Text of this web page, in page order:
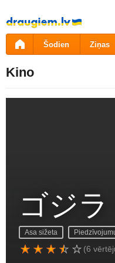
Pāriet
uz
saturu
Šodien Ziņas
Kino
ゴジ
Asa sižeta
(6